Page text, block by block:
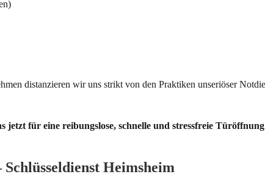
distanzieren wir uns strikt von den Praktiken unseriöser
jetzt für eine reibungslose, schnelle und stressfreie
Heimsheim